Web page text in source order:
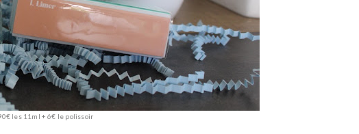
les 11ml + 6€ le polissoir